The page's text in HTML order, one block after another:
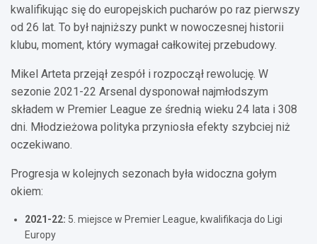
kwalifikując się do europejskich pucharów po raz pierwszy
od 26 lat. To był najniższy punkt w nowoczesnej historii
klubu, moment, który wymagał całkowitej przebudowy.
Mikel Arteta przejął zespół i rozpoczął rewolucję. W
sezonie 2021-22 Arsenal dysponował najmłodszym
składem w Premier League ze średnią wieku 24 lata i 308
dni. Młodzieżowa polityka przyniosła efekty szybciej niż
oczekiwano.
Progresja w kolejnych sezonach była widoczna gołym
okiem:
2021-22: 5. miejsce w Premier League, kwalifikacja do Ligi
Europy